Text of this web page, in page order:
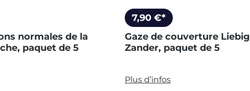
normales de la
paquet de 5
7,90 €*
Gaze de couverture Liebig
Zander, paquet de 5
Plus d’infos